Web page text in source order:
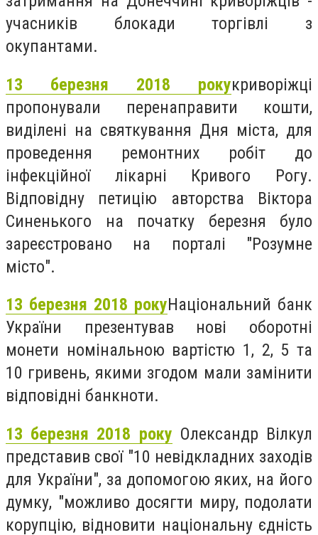
учасників блокади торгівлі з
окупантами.
13 березня 2018 рокукриворіжці
пропонували перенаправити кошти,
виділені на святкування Дня міста, для
проведення ремонтних робіт до
інфекційної лікарні Кривого Рогу.
Відповідну петицію авторства Віктора
Синенького на початку березня було
зареєстровано на порталі "Розумне
місто".
13 березня 2018 рокуНаціональний банк
України презентував нові оборотні
монети номінальною вартістю 1, 2, 5 та
10 гривень, якими згодом мали замінити
відповідні банкноти.
13 березня 2018 року Олександр Вілкул
представив свої "10 невідкладних заходів
для України", за допомогою яких, на його
думку, "можливо досягти миру, подолати
корупцію, відновити національну єдність